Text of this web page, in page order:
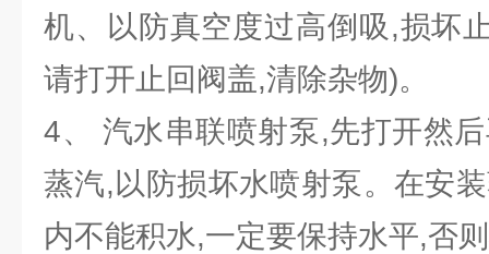
机、以防真空度过高倒吸,损坏
请打开止回阀盖,清除杂物)。
4、 汽水串联喷射泵,先打开然
蒸汽,以防损坏水喷射泵。在安
内不能积水,一定要保持水平,否